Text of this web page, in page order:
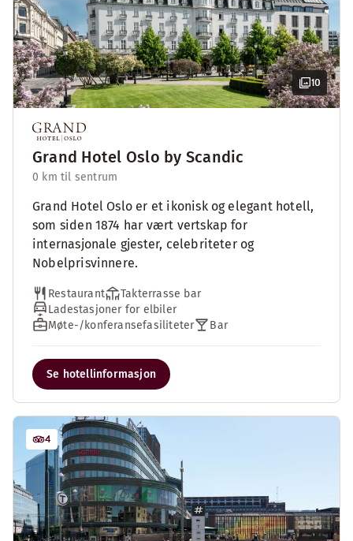
10
Grand Hotel Oslo by Scandic
0 km til sentrum
Grand Hotel Oslo er et ikonisk og elegant hotell,
som siden 1874 har vært vertskap for
internasjonale gjester, celebriteter og
Nobelprisvinnere.
Restaurant
Takterrasse bar
Ladestasjoner for elbiler
Møte-/konferansefasiliteter
Bar
Se hotellinformasjon
4